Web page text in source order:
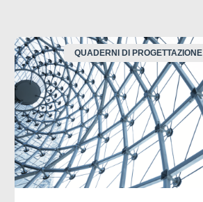
QUADERNI DI PROGETTAZIONE